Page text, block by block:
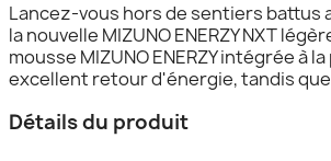
Lancez-vous hors de sentiers battus
la nouvelle MIZUNO ENERZY NXT
mousse MIZUNO ENERZY intégrée
excellent retour d'énergie, tandis que
Détails du produit